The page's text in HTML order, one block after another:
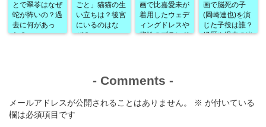
とで翠苓はなぜ
蛇が怖いの？過
去に何があっ
た？
ごと」猫猫の生
い立ちは？後宮
にいるのはな
ぜ？
画で比嘉愛未が
着用したウェデ
ィングドレスや
指輪のブランド
画で脳死の子
(岡崎達也)を演
じた子役は誰？
経歴や過去の出
- Comments -
メールアドレスが公開されることはありません。 ※ が付いている
欄は必須項目です